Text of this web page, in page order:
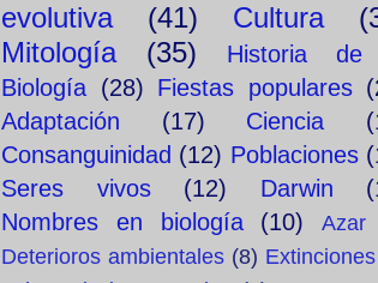
evolutiva
(41) Cultura
Mitología
(35)
Historia
Biología (28) Fiestas populares
Adaptación
(17) Ciencia
Consanguinidad (12) Poblaciones
Seres vivos
(12) Darwin
Nombres en biología
(10)
Azar
Deterioros ambientales (8) Extinciones